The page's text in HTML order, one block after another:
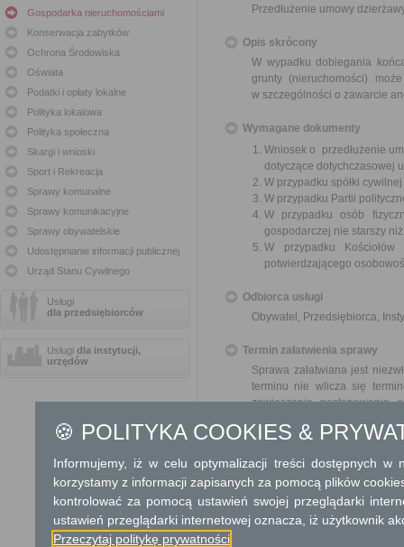
Gospodarka nieruchomościami
Konserwacja zabytków
Ochrona Środowiska
Oświata
Podatki i opłaty lokalne
Polityka lokalowa
Polityka społeczna
Skargi i wnioski
Sport i Rekreacja
Sprawy komunalne
Sprawy komunikacyjne
Sprawy obywatelskie
Udostępnianie informacji publicznej
Urząd Stanu Cywilnego
Usługi
dla przedsiębiorców
Usługi dla instytucji,
urzędów
Przedłużenie umowy
Opis skrócony
W wypadku dobiegania
grunty (nieruchomości)
w szczególności o zawarcie
Wymagane dokumenty
Wniosek o przedłużenie
dotyczące dotychczasowej
W przypadku spółki
W przypadku Partii
W przypadku osób
gospodarczej nie starszy
W przypadku
potwierdzającego
Odbiorca usługi
Obywatel, Przedsiębiorca,
Termin załatwienia sprawy
Sprawa załatwiana jest
terminu nie wlicza się
zawieszenia postępowania
W przypadku spraw
Informacja
Dodatkowe
🍪 POLITYKA COOKIES &
Informujemy, iż w celu optymalizacji treści dostępnych w
korzystamy z informacji zapisanych za pomocą plików
kontrolować za pomocą ustawień swojej przeglądarki
ustawień przeglądarki internetowej oznacza, iż użytkownik
Przeczytaj politykę prywatności